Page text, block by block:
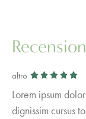
Review list
altro
Lorem ipsum
dignissim cursus